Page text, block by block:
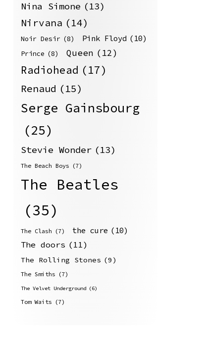
Nina Simone (13)
Nirvana (14)
Noir Desir (8) Pink Floyd (10)
Prince (8) Queen (12)
Radiohead (17)
Renaud (15)
Serge Gainsbourg
(25)
Stevie Wonder (13)
The Beach Boys (7)
The Beatles
(35)
The Clash (7) the cure (10)
The doors (11)
The Rolling Stones (9)
The Smiths (7)
The Velvet Underground (6)
Tom Waits (7)